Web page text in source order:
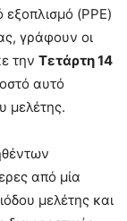
(PPE)
γράφουν οι
την Τετάρτη 14
αυτό
μελέτης.
από μία
μελέτης και